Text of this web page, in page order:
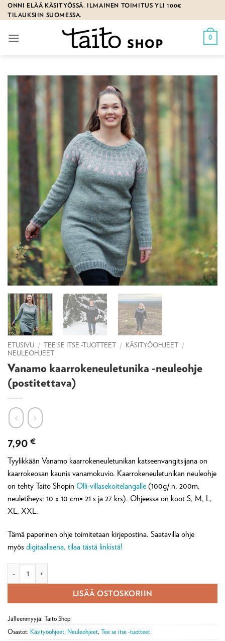
Skip
to
ONNI ELÄÄ KÄSITYÖSSÄ. ILMAINEN TOIMITUS YLI 100€
TILAUKSIIN SUOMESSA.
0
ETUSIVU / TEE SE ITSE -TUOTTEET / KÄSITYÖOHJEET /
NEULEOHJEET
Vanamo kaarrokeneuletunika -neuleohje
(postitettava)
7,90 €
Tyylikkään Vanamo kaarrokeneuletunikan katseenvangitsijana on
kaarrokeosan kaunis vanamokuvio. Kaarrokeneuletunikan neuleohje
on tehty Taito Shopin Olli-villasekoitelangalle (100g/ n. 200m,
neuletiheys: 10 x 10 cm= 21 s ja 27 krs). Ohjeessa on koot S, M, L,
XL, XXL.
Tämä paperinen ohje toimitetaan kirjepostina. Saatavilla ohje
myös digitaalisena, tilaa tästä linkistä!
LISÄÄ OSTOSKORIIN
Jälleenmyyjä: Taito Shop
Osastot: Käsityöohjeet, Neuleohjeet, Tee se itse -tuotteet